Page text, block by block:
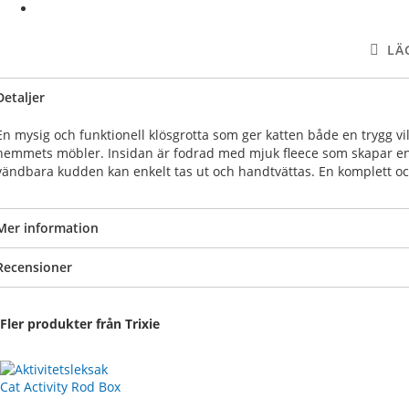
mysig och funktionell klösgrotta som ger katten både en trygg
möbler. Insidan är fodrad med mjuk fleece som skapar
kudden kan enkelt tas ut och handtvättas. En komplett
information
Fler produkter från Trixie